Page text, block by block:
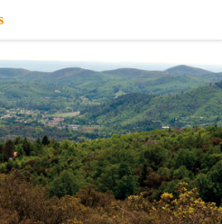
crêtes - O Prohin